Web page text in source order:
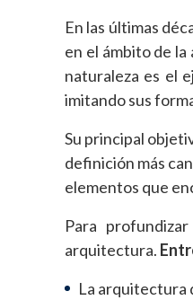
En las últimas
en el ámbito de
naturaleza es el
imitando sus
Su principal
definición más
elementos que
Para
arquitectura.
La arquitectura